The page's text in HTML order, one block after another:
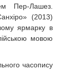
Пер-Лашез.
(2013)
ярмарку в
мовою
часопису